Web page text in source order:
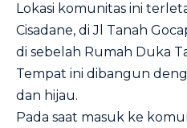
Lokasi komunitas ini
Cisadane, di Jl Tanah
di sebelah Rumah Duka
Tempat ini dibangun
dan hijau.
Pada saat masuk ke